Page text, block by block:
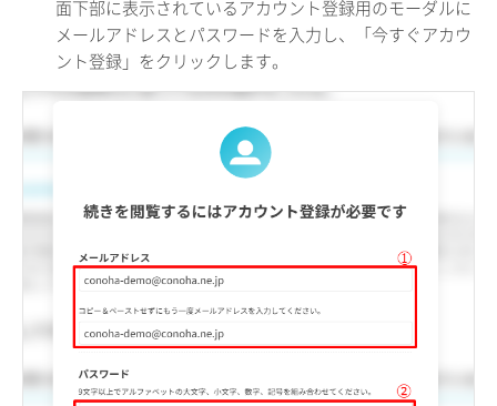
面下部に表示されているアカウント登録用のモーダルに
メールアドレスとパスワードを入力し、「今すぐアカウ
ント登録」をクリックします。